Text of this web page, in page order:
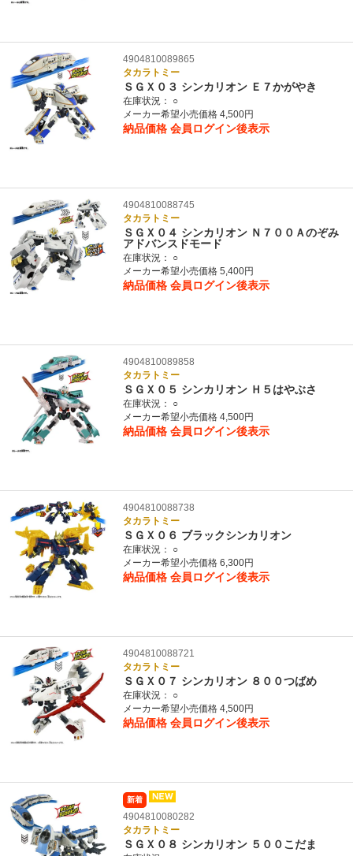
4904810089865
タカラトミー
ＳＧＸ０３ シンカリオン Ｅ７かがやき
在庫状況：
○
メーカー希望小売価格 4,500円
納品価格 会員ログイン後表示
4904810088745
タカラトミー
ＳＧＸ０４ シンカリオン Ｎ７００Ａのぞみ
アドバンスドモード
在庫状況：
○
メーカー希望小売価格 5,400円
納品価格 会員ログイン後表示
4904810089858
タカラトミー
ＳＧＸ０５ シンカリオン Ｈ５はやぶさ
在庫状況：
○
メーカー希望小売価格 4,500円
納品価格 会員ログイン後表示
4904810088738
タカラトミー
ＳＧＸ０６ ブラックシンカリオン
在庫状況：
○
メーカー希望小売価格 6,300円
納品価格 会員ログイン後表示
4904810088721
タカラトミー
ＳＧＸ０７ シンカリオン ８００つばめ
在庫状況：
○
メーカー希望小売価格 4,500円
納品価格 会員ログイン後表示
新着
4904810080282
タカラトミー
ＳＧＸ０８ シンカリオン ５００こだま